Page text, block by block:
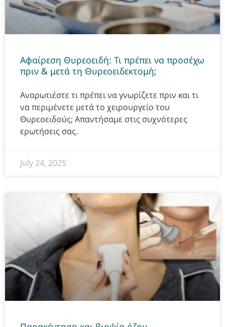
Aφαίρεση Θυρεοειδή: Τι πρέπει να προσέχω
πριν & μετά τη Θυρεοειδεκτομή;
Αναρωτιέστε τι πρέπει να γνωρίζετε πριν και τι
να περιμένετε μετά το χειρουργείο του
Θυρεοειδούς; Απαντήσαμε στις συχνότερες
ερωτήσεις σας.
July 24, 2025